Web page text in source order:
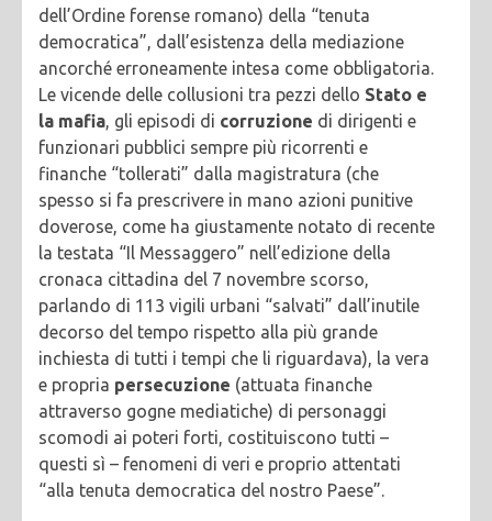
dell’Ordine forense romano) della “tenuta
democratica”, dall’esistenza della mediazione
ancorché erroneamente intesa come obbligatoria.
Le vicende delle collusioni tra pezzi dello Stato e
la mafia, gli episodi di corruzione di dirigenti e
funzionari pubblici sempre più ricorrenti e
finanche “tollerati” dalla magistratura (che
spesso si fa prescrivere in mano azioni punitive
doverose, come ha giustamente notato di recente
la testata “Il Messaggero” nell’edizione della
cronaca cittadina del 7 novembre scorso,
parlando di 113 vigili urbani “salvati” dall’inutile
decorso del tempo rispetto alla più grande
inchiesta di tutti i tempi che li riguardava), la vera
e propria persecuzione (attuata finanche
attraverso gogne mediatiche) di personaggi
scomodi ai poteri forti, costituiscono tutti –
questi sì – fenomeni di veri e proprio attentati
“alla tenuta democratica del nostro Paese”.